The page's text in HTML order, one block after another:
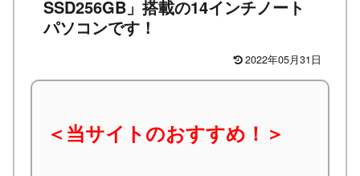
SSD256GB」搭載の14インチノート
パソコンです！
2022年05月31日
＜当サイトのおすすめ！＞